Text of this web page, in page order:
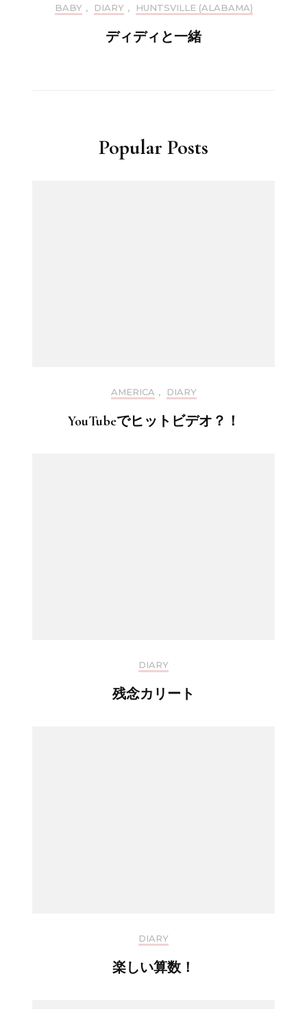
BABY , DIARY , HUNTSVILLE (ALABAMA)
ディディと一緒
Popular Posts
AMERICA , DIARY
YouTubeでヒットビデオ？！
DIARY
残念カリート
DIARY
楽しい算数！